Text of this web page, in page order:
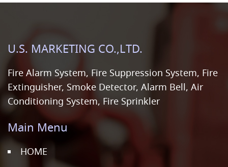
U.S. MARKETING CO.,LTD.
Fire Alarm System, Fire Suppression System, Fire
Extinguisher, Smoke Detector, Alarm Bell, Air
Conditioning System, Fire Sprinkler
Main Menu
HOME